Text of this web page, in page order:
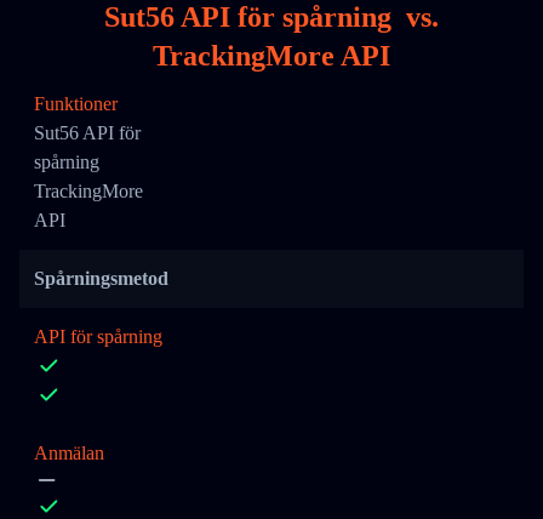
Sut56 API för spårning vs.
TrackingMore API
Funktioner
Sut56 API för
spårning
TrackingMore
API
Spårningsmetod
API för spårning
Anmälan